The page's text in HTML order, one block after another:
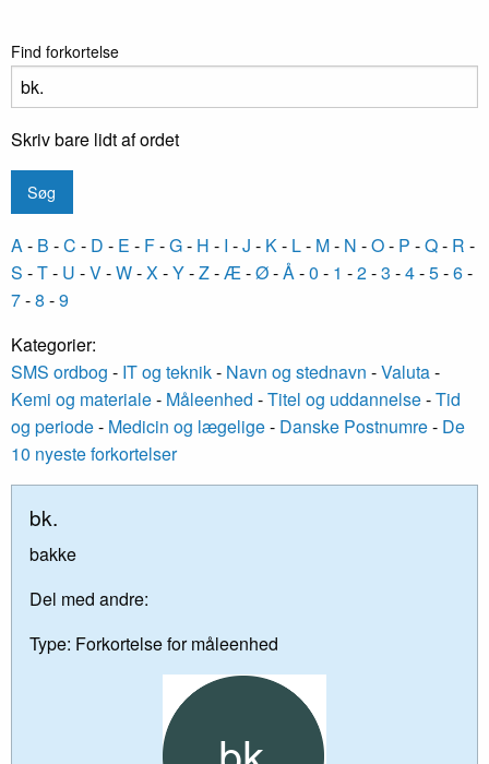
Find forkortelse
Skriv bare lidt af ordet
A- B -C - D - E - F-G- H - I -J - K- L- M- N -O- P -Q- R -
S -T- U -V-W-X-Y-Z-Æ-Ø-Å-0 - 1 -2-3 -4-5-6-
7-8 -9
Kategorier:
SMS ordbog - IT og teknik- Navn og stednavn -Valuta-
Kemi og materiale- Måleenhed -Titel og uddannelse-Tid
og periode- Medicin og lægelige- Danske Postnumre- De
10 nyeste forkortelser
bk.
bakke
Del med andre:
Type: Forkortelse for måleenhed